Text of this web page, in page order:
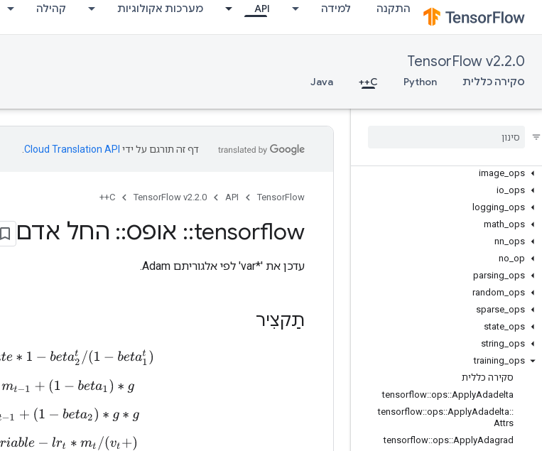
התקנה למידה API מערכות אקולוגיות קהילה
TensorFlow v2.2.0
סקירה כללית Python
C++
Java
array_ops
core
image ops
io ops
logging ops
math ops
nn ops
no op
parsing ops
random ops
sparse ops
state ops
string ops
training ops
סקירה כללית
tensorflow::ops::ApplyAdadelta
tensorflow::ops::ApplyAdadelta::
Attrs
tensorflow::ops::ApplyAdagrad
דף זה תורגם על ידי Cloud Translation API
TensorFlow
API
TensorFlow v2.2.0
C++
tensorflow
:: אופס:: החל אדם
עדכן את '*var' לפי אלגוריתם Adam.
תַקצִיר
e∗1 − bet a2t/(1−bet a1t )
∗mt−1 +(1 −b eta 1)∗g
vt− 1+( 1−bet a2)∗g∗ g
ariable −lr t∗m t/ (vt+ )